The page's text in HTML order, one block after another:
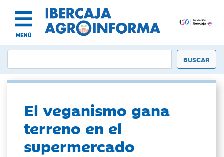
MENÚ
El veganismo gana
terreno en el
supermercado